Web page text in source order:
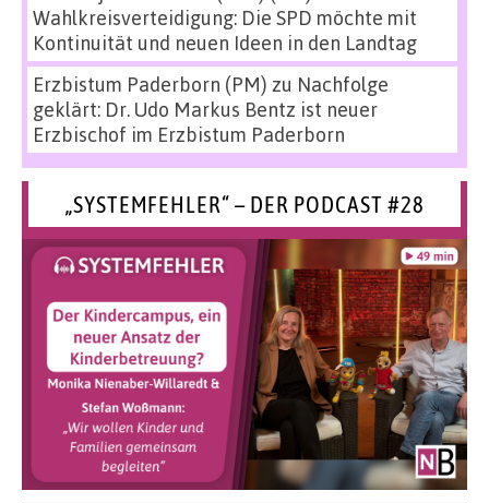
Wahlkreisverteidigung: Die SPD möchte mit
Kontinuität und neuen Ideen in den Landtag
Erzbistum Paderborn (PM) zu Nachfolge
geklärt: Dr. Udo Markus Bentz ist neuer
Erzbischof im Erzbistum Paderborn
„SYSTEMFEHLER“ – DER PODCAST #28